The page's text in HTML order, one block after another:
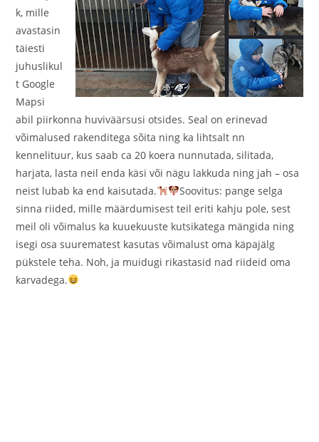
k, mille
avastasin
täiesti
juhuslikul
t Google
Mapsi
abil piirkonna huviväärsusi otsides. Seal on erinevad
võimalused rakenditega sõita ning ka lihtsalt nn
kennelituur, kus saab ca 20 koera nunnutada, silitada,
harjata, lasta neil enda käsi või nägu lakkuda ning jah – osa
neist lubab ka end kaisutada.
Soovitus: pange selga
sinna riided, mille määrdumisest teil eriti kahju pole, sest
meil oli võimalus ka kuuekuuste kutsikatega mängida ning
isegi osa suurematest kasutas võimalust oma käpajälg
pükstele teha. Noh, ja muidugi rikastasid nad riideid oma
karvadega.